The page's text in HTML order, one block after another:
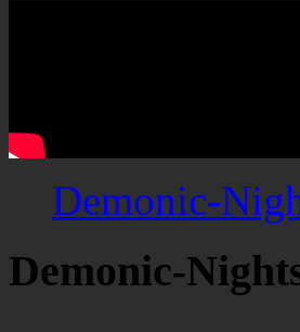
Demonic-
Demonic-